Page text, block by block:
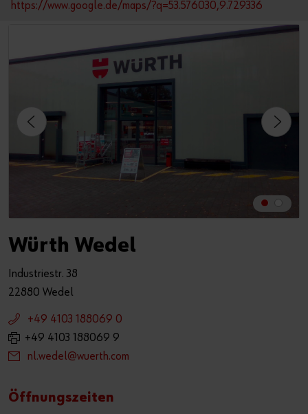
https://www.google.de/maps/?q=53.576030,9.729336
Würth Wedel
Industriestr. 38
22880 Wedel
+49 4103 188069 0
+49 4103 188069 9
nl.wedel@wuerth.com
Öffnungszeiten